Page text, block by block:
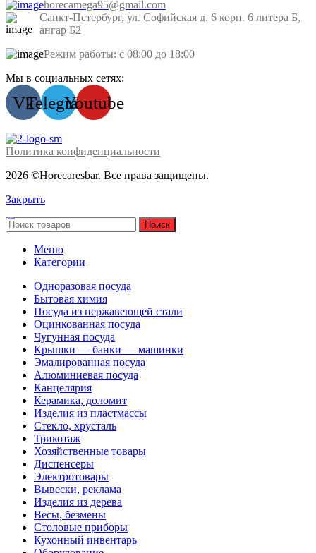
horecamega95@gmail.com
Санкт-Петербург, ул. Софийская д. 6 корп. 6 литера Б,
ангар Б2
Режим работы: с 08:00 до 18:00
Мы в социальных сетях:
VkTelegramYoutube
2026 ©Horecaresbar. Все права защищены.
Политика конфиденциальности
Закрыть
Поиск
Меню
Категории
Одноразовая посуда
Бытовая химия
Посуда из нержавеющей стали
Оцинкованная посуда
Чугунная посуда
Крышки — банки — машинки
Эмалированная посуда
Алюминиевая посуда
Канцелярия
Керамика, доломит
Изделия из пластмассы
Стекло, хрусталь
Трикотаж
Хозяйственные товары
Диспенсеры
Электротовары
Вывески, реклама
Изделия из дерева
Весы, безмены
Столовые приборы
Кухонный инвентарь